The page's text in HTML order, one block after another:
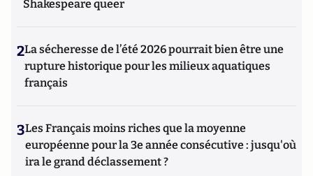
Shakespeare queer
2La sécheresse de l’été 2026 pourrait bien être une
rupture historique pour les milieux aquatiques
français
3Les Français moins riches que la moyenne
européenne pour la 3e année consécutive : jusqu'où
ira le grand déclassement ?